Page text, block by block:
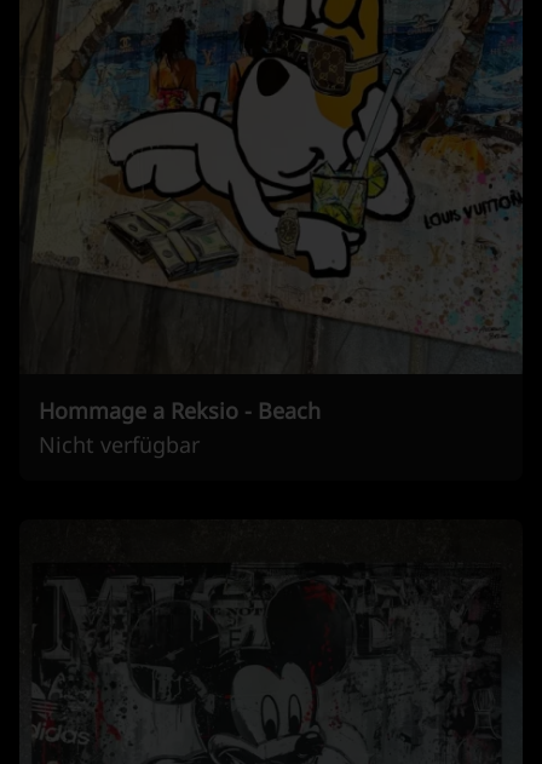
Hommage a Reksio - Beach
Nicht verfügbar